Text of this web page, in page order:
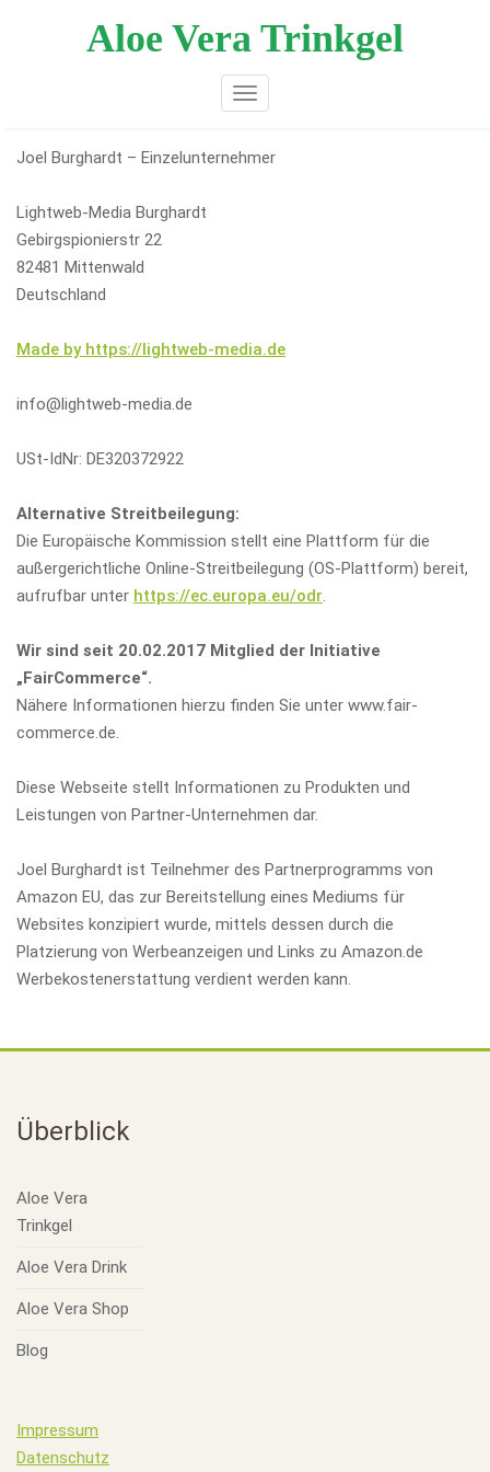
Aloe Vera Trinkgel
Toggle navigation
Joel Burghardt – Einzelunternehmer
Lightweb-Media Burghardt
Gebirgspionierstr 22
82481 Mittenwald
Deutschland
Made by https://lightweb-media.de
info@lightweb-media.de
USt-IdNr: DE320372922
Alternative Streitbeilegung:
Die Europäische Kommission stellt eine Plattform für die
außergerichtliche Online-Streitbeilegung (OS-Plattform) bereit,
aufrufbar unter https://ec.europa.eu/odr.
Wir sind seit 20.02.2017 Mitglied der Initiative
„FairCommerce“.
Nähere Informationen hierzu finden Sie unter www.fair-
commerce.de.
Diese Webseite stellt Informationen zu Produkten und
Leistungen von Partner-Unternehmen dar.
Joel Burghardt ist Teilnehmer des Partnerprogramms von
Amazon EU, das zur Bereitstellung eines Mediums für
Websites konzipiert wurde, mittels dessen durch die
Platzierung von Werbeanzeigen und Links zu Amazon.de
Werbekostenerstattung verdient werden kann.
Überblick
Aloe Vera
Trinkgel
Aloe Vera Drink
Aloe Vera Shop
Blog
Impressum
Datenschutz